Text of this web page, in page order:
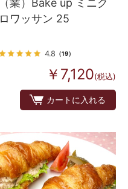
（業）Bake up ミニク
ロワッサン 25
4.8 （19）
￥7,120(税込)
カートに入れる